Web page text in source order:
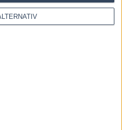
för att minska skräppost.
bearbetas